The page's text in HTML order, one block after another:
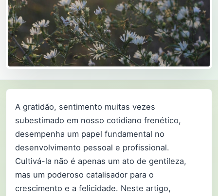
A gratidão, sentimento muitas vezes
subestimado em nosso cotidiano frenético,
desempenha um papel fundamental no
desenvolvimento pessoal e profissional.
Cultivá-la não é apenas um ato de gentileza,
mas um poderoso catalisador para o
crescimento e a felicidade. Neste artigo,